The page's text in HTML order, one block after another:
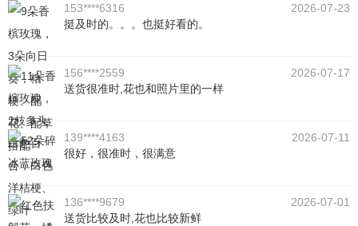
153****6316
2026-07-23
挺及时的。。。也挺好看的。
156****2559
2026-07-17
送货很准时,花也和照片里的一样
139****4163
2026-07-11
很好，很准时，很满意
136****9679
2026-07-01
送货比较及时,花也比较新鲜